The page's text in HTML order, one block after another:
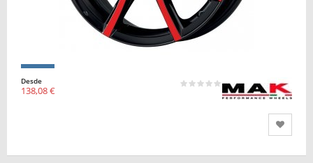
Desde
138,08 €